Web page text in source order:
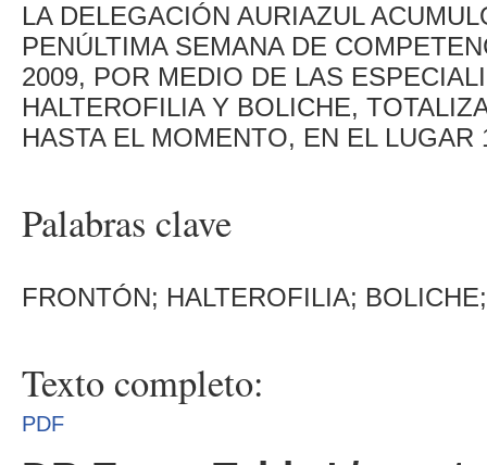
LA DELEGACIÓN AURIAZUL
PENÚLTIMA SEMANA DE
2009, POR MEDIO DE LAS
HALTEROFILIA Y BOLICHE,
HASTA EL MOMENTO, EN EL LUGAR
Palabras clave
FRONTÓN; HALTEROFILIA;
Texto completo:
PDF